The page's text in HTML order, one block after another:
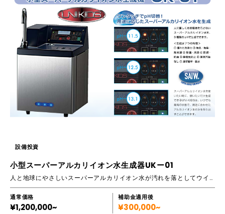
設備投資
小型スーパーアルカリイオン水生成器UKー01
人と地球にやさしいスーパーアルカリイオン水が汚れを落としてウイルスを除菌します。
通常価格
¥1,200,000~
補助金適用後
¥300,000~